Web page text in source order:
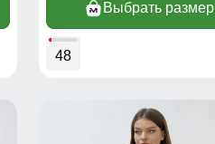
Выбрать размер
48